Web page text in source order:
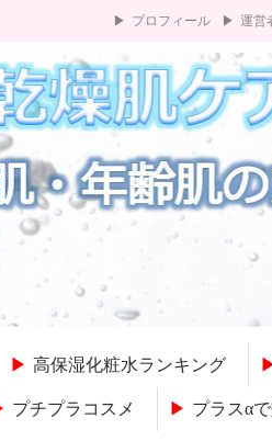
プロフィール 運営
高保湿化粧水ランキング
プチプラコスメ プラスα